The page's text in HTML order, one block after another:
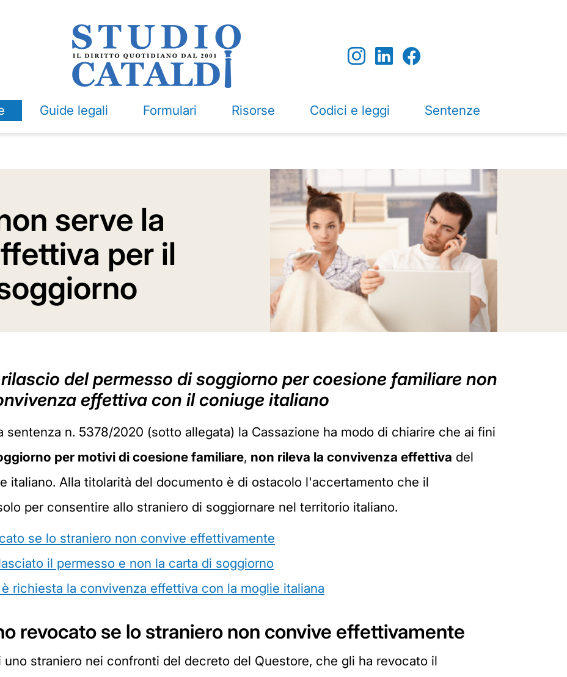
Guide legali Formulari Risorse Codici e leggi Sentenze
serve la
per il
del permesso di soggiorno per coesione familiare non
effettiva con il coniuge italiano
sentenza n. 5378/2020 (sotto allegata) la Cassazione ha modo di chiarire che ai fini
per motivi di coesione familiare, non rileva la convivenza effettiva del
italiano. Alla titolarità del documento è di ostacolo l'accertamento che il
per consentire allo straniero di soggiornare nel territorio italiano.
se lo straniero non convive effettivamente
il permesso e non la carta di soggiorno
richiesta la convivenza effettiva con la moglie italiana
revocato se lo straniero non convive effettivamente
straniero nei confronti del decreto del Questore, che gli ha revocato il